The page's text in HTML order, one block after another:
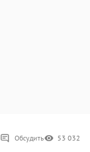
Обсудить 53 032